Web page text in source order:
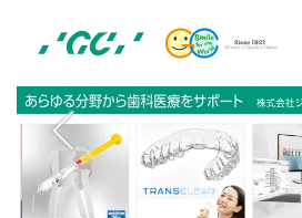
content
社
ジ
ー
シ
ー
M